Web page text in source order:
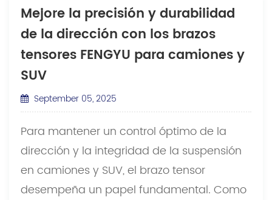
Mejore la precisión y durabilidad
de la dirección con los brazos
tensores FENGYU para camiones y
SUV
September 05, 2025
Para mantener un control óptimo de la
dirección y la integridad de la suspensión
en camiones y SUV, el brazo tensor
desempeña un papel fundamental. Como